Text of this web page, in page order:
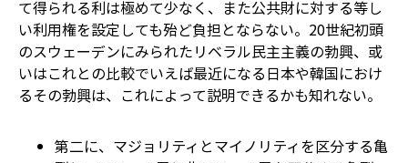
て得られる利は極めて少なく、また公共財に対する等し
い利用権を設定しても殆ど負担とならない。20世紀初頭
のスウェーデンにみられたリベラル民主主義の勃興、或
いはこれとの比較でいえば最近になる日本や韓国におけ
るその勃興は、これによって説明できるかも知れない。
第二に、マジョリティとマイノリティを区分する亀